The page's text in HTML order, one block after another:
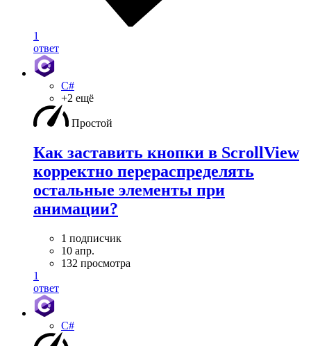
1
ответ
C#
+2 ещё
Простой
Как заставить кнопки в ScrollView
корректно перераспределять
остальные элементы при
анимации?
1 подписчик
10 апр.
132 просмотра
1
ответ
C#